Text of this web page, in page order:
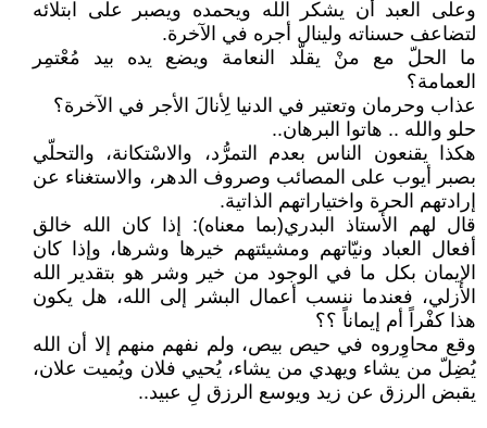
وعلى العبد أن يشكر الله ويحمده ويصبر على ابتلائه
لتضاعف حسناته ولينال أجره في الآخرة.
ما الحلّ مع منْ يقلّد النعامة ويضع يده بيد مُعْتمِر
العمامة؟
عذاب وحرمان وتعتير في الدنيا لِأنالَ الأجر في الآخرة؟
حلو والله .. هاتوا البرهان..
هكذا يقنعون الناس بعدم التمرُّد، والاسْتكانة، والتحلّي
بصبر أيوب على المصائب وصروف الدهر، والاستغناء عن
إرادتهم الحرة واختياراتهم الذاتية.
قال لهم الأستاذ البدري(بما معناه): إذا كان الله خالق
أفعال العباد ونيّاتهم ومشيئتهم خيرها وشرها، وإذا كان
الإيمان بكل ما في الوجود من خير وشر هو بتقدير الله
الأزلي، فعندما ننسب أعمال البشر إلى الله، هل يكون
هذا كفْراً أم إيماناً ؟؟
وقع محاوِروه في حيص بيص، ولم نفهم منهم إلا أن الله
يُضِلّ من يشاء ويهدي من يشاء، يُحيي فلان ويُميت علان،
يقبض الرزق عن زيد ويوسع الرزق لِ عبيد..